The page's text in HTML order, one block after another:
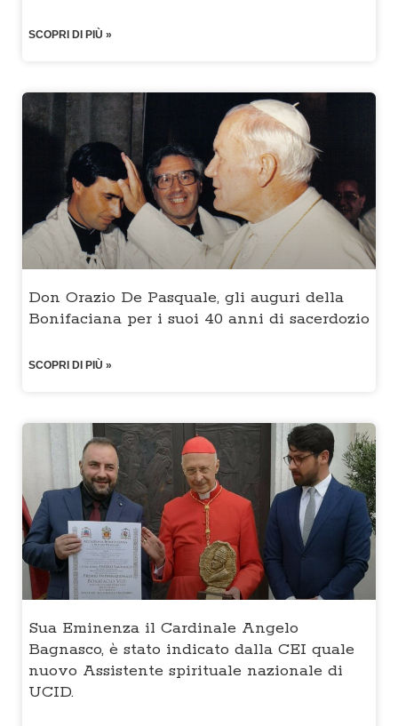
SCOPRI DI PIÙ »
Don Orazio De Pasquale, gli auguri della
Bonifaciana per i suoi 40 anni di sacerdozio
SCOPRI DI PIÙ »
Sua Eminenza il Cardinale Angelo
Bagnasco, è stato indicato dalla CEI quale
nuovo Assistente spirituale nazionale di
UCID.